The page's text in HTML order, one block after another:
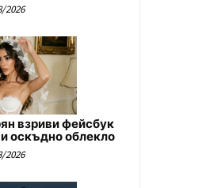
2026
взриви фейсбук
оскъдно облекло
2026